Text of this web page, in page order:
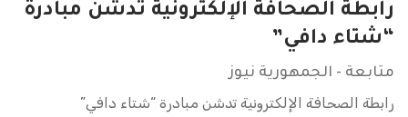
رابطة الصحافة الإلكترونية تدشن مبادرة
“شتاء دافي”
متابعة - الجمهورية نيوز
رابطة الصحافة الإلكترونية تدشن مبادرة “شتاء دافي”